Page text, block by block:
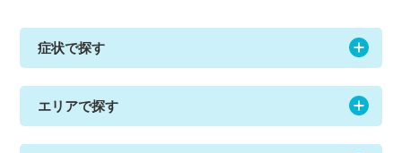
症状で探す
エリアで探す